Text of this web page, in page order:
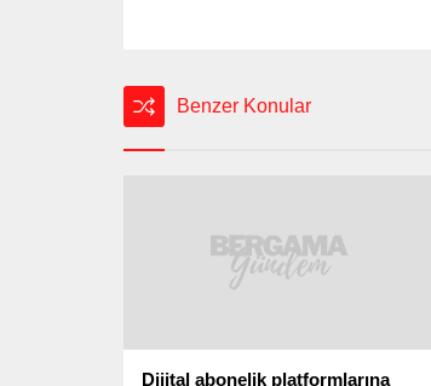
Benzer Konular
Dijital abonelik platformlarına